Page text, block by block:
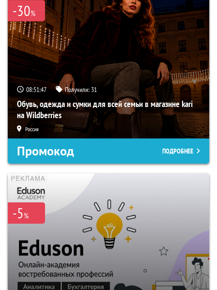
-30%
08:51:46 Получили: 31
Обувь, одежда и сумки для всей семьи в магазине kari
на Wildberries
Россия
Промокод ПОДРОБНЕЕ
-5%